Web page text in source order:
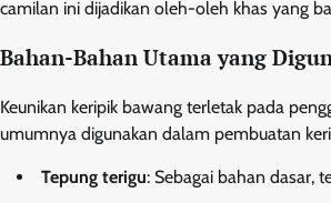
camilan ini dijadikan oleh-oleh khas yang
Bahan-Bahan Utama yang
Keunikan keripik bawang terletak pada
umumnya digunakan dalam pembuatan
Tepung terigu: Sebagai bahan dasar,